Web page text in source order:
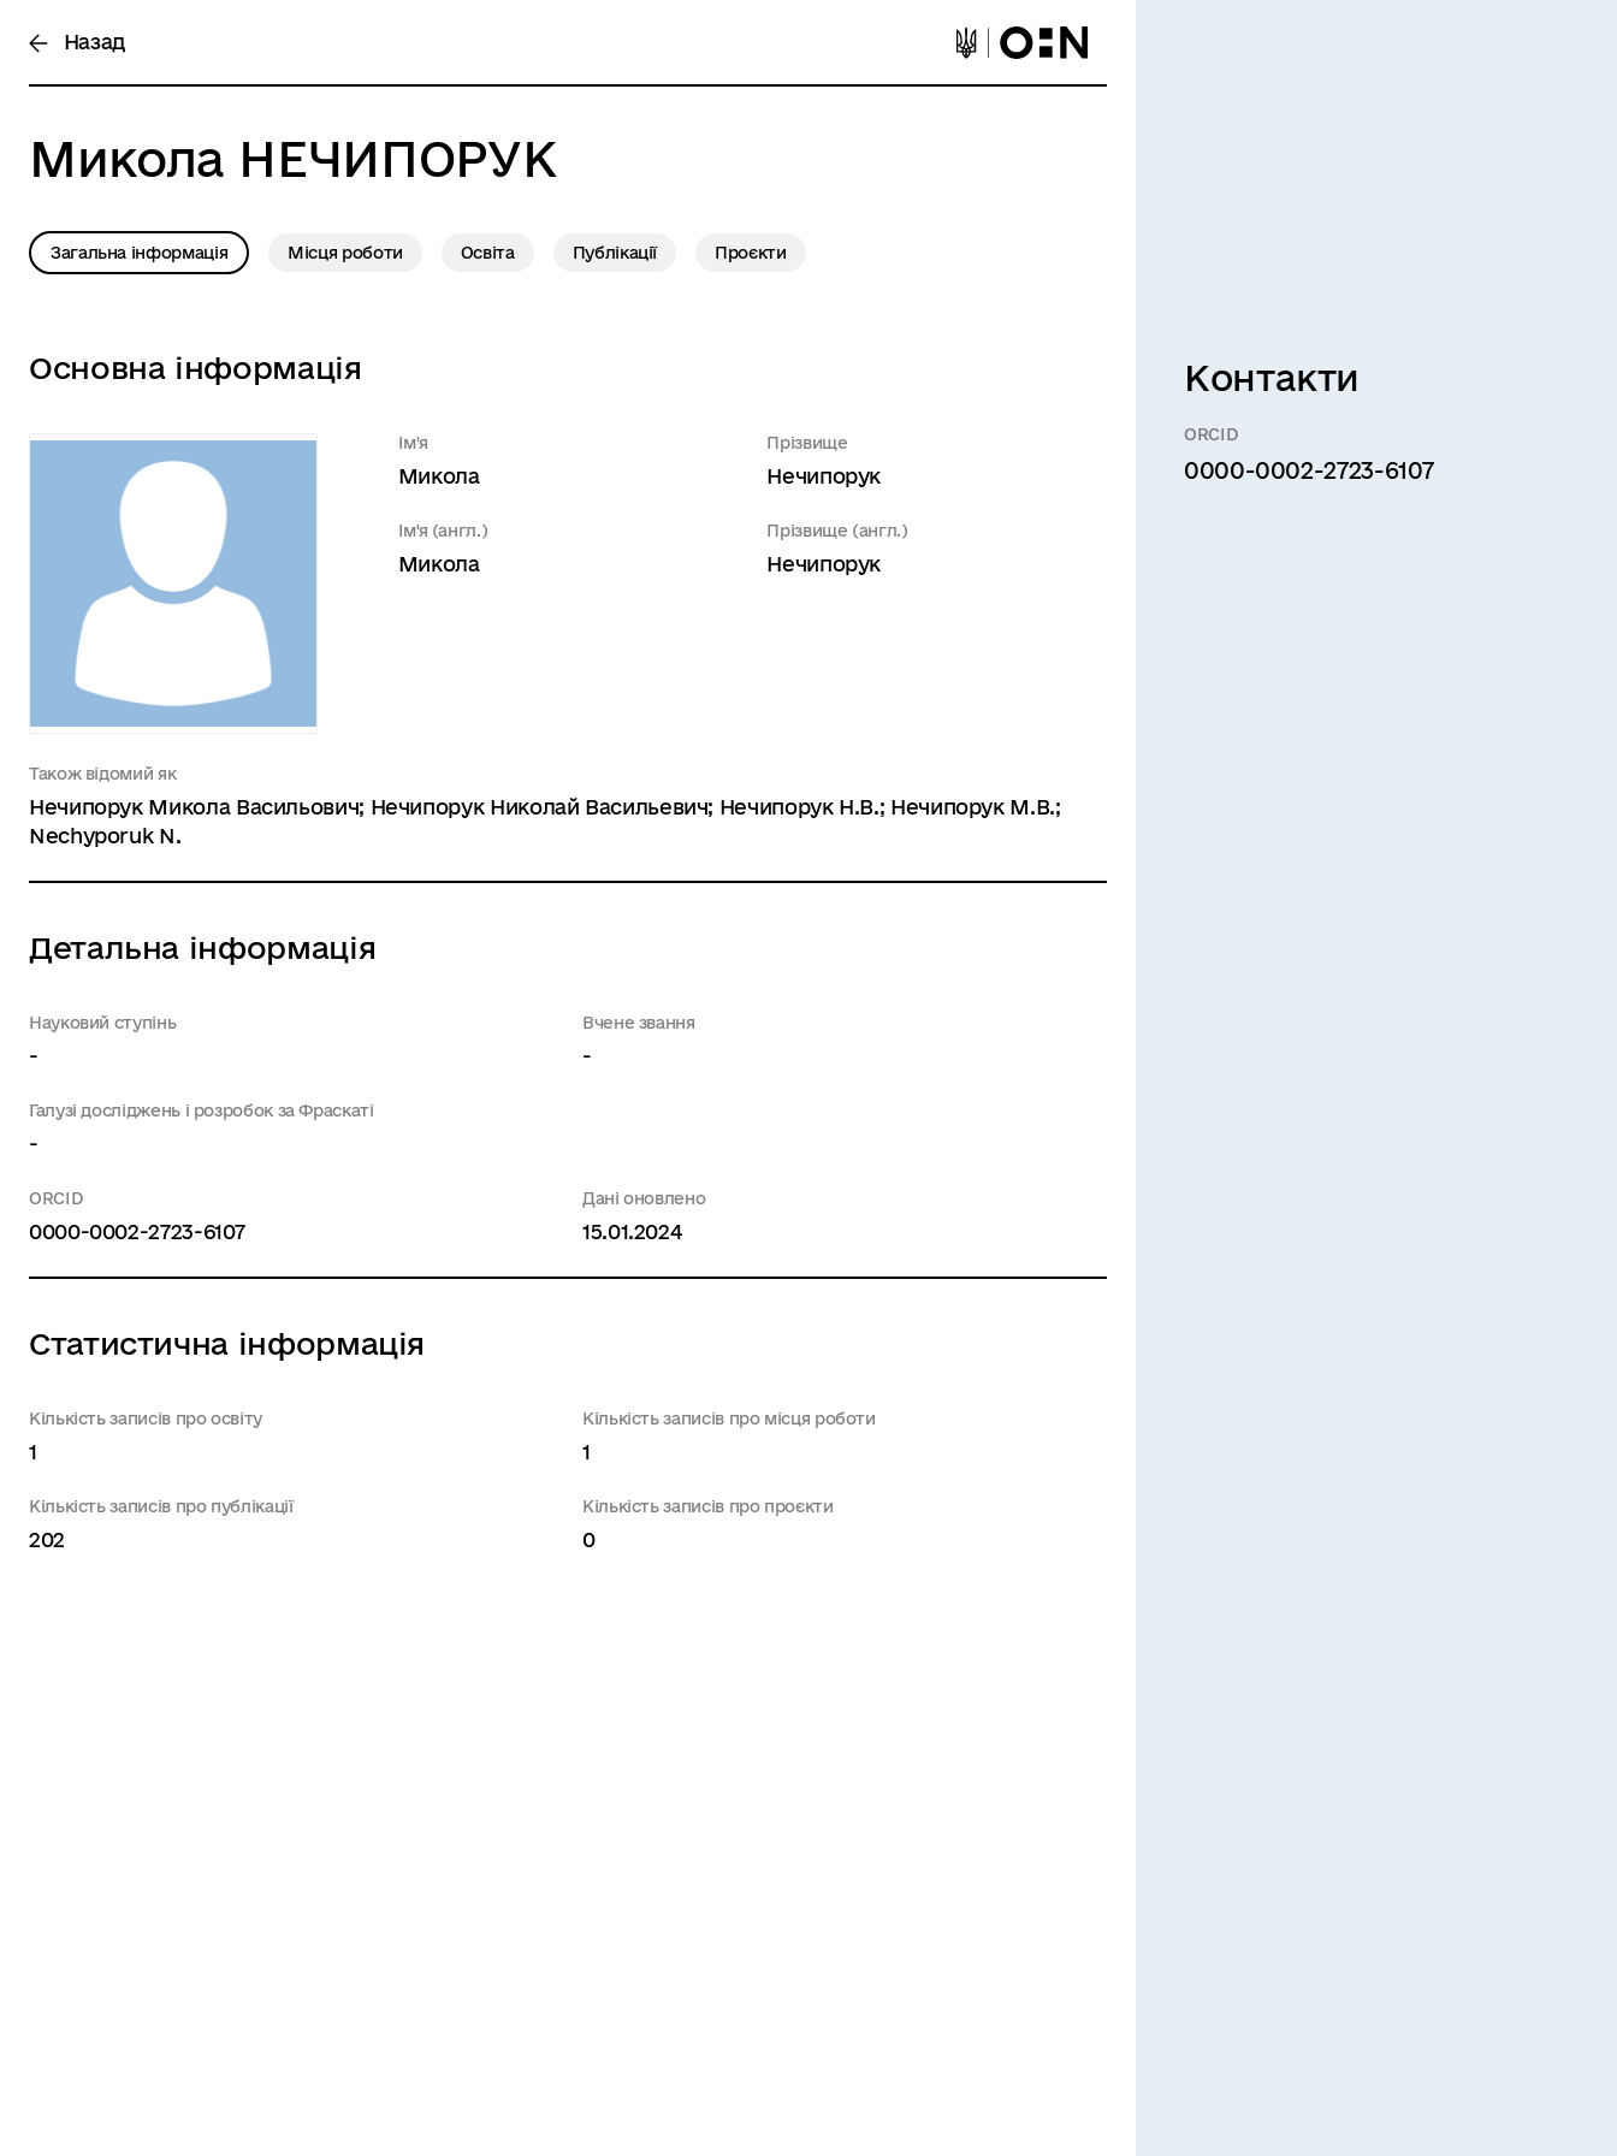
Назад
Микола НЕЧИПОРУК
Загальна інформація Місця роботи Освіта Публікації Проєкти
Основна інформація
Ім'я
Микола
Прізвище
Нечипорук
Ім'я (англ.)
Микола
Прізвище (англ.)
Нечипорук
Також відомий як
Нечипорук Микола Васильович; Нечипорук Николай Васильевич; Нечипорук Н.В.; Нечипорук М.В.;
Nechyporuk N.
Детальна інформація
Науковий ступінь
-
Вчене звання
-
Галузі досліджень і розробок за Фраскаті
-
ORCID
0000-0002-2723-6107
Дані оновлено
15.01.2024
Статистична інформація
Кількість записів про освіту
1
Кількість записів про місця роботи
1
Кількість записів про публікації
202
Кількість записів про проєкти
0
Контакти
ORCID
0000-0002-2723-6107